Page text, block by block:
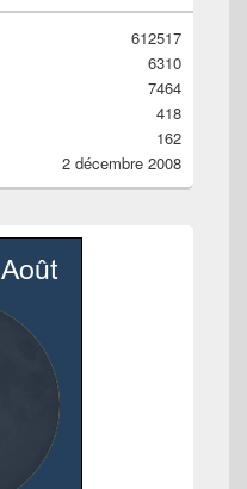
612517
6310
7464
418
162
2 décembre 2008